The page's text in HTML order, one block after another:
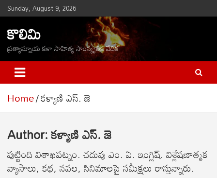
Skip
to
content
Sunday, August 9, 2026
కొలిమి
ప్రత్యామ్నాయ కళా సాహిత్య సాంస్కృతిక వేదిక
Home కళ్యాణి ఎస్. జె
Author:కళ్యాణి ఎస్. జె
పుట్టింది విశాఖపట్నం. చదువు ఎం. ఏ. ఇంగ్లిష్. విశ్లేషణాత్మక
వ్యాసాలు, కథ, నవల, సినిమాలపై సమీక్షలు రాస్తున్నారు.